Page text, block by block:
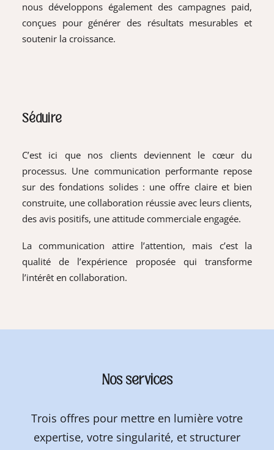
nous développons également des campagnes paid,
conçues pour générer des résultats mesurables et
soutenir la croissance.
Séduire
C’est ici que nos clients deviennent le cœur du
processus. Une communication performante repose
sur des fondations solides : une offre claire et bien
construite, une collaboration réussie avec leurs clients,
des avis positifs, une attitude commerciale engagée.
La communication attire l’attention, mais c’est la
qualité de l’expérience proposée qui transforme
l’intérêt en collaboration.
Nos services
Trois offres pour mettre en lumière votre
expertise, votre singularité, et structurer